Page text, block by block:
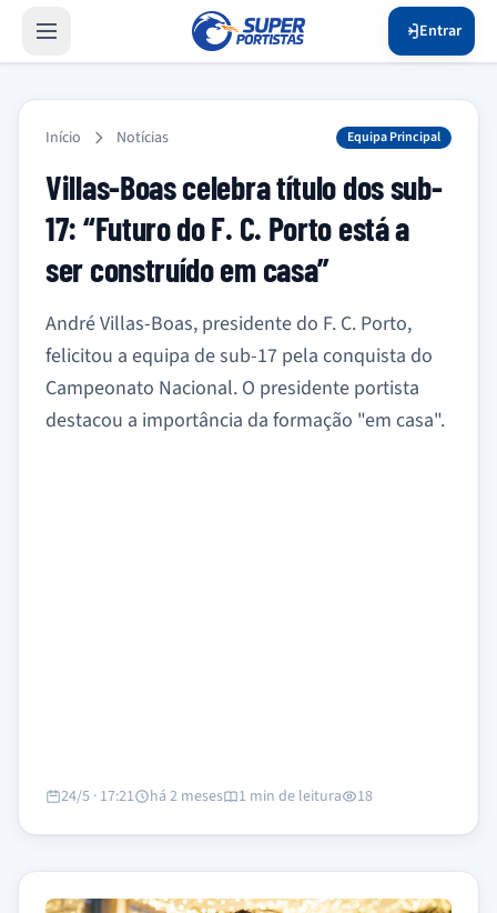
Entrar
Início Notícias Equipa Principal
Villas-Boas celebra título dos sub-
17: “Futuro do F. C. Porto está a
ser construído em casa”
André Villas-Boas, presidente do F. C. Porto,
felicitou a equipa de sub-17 pela conquista do
Campeonato Nacional. O presidente portista
destacou a importância da formação "em casa".
24/5 · 17:21 há 2 meses 1 min de leitura 18